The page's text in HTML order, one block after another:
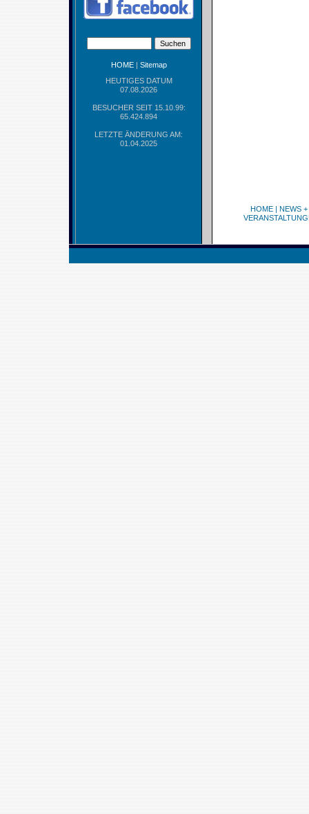
HOME| Sitemap
HEUTIGES DATUM
07.08.2026
BESUCHER SEIT 15.10.99:
65.424.894
LETZTE ÄNDERUNG AM:
01.04.2025
HOME| NEWS